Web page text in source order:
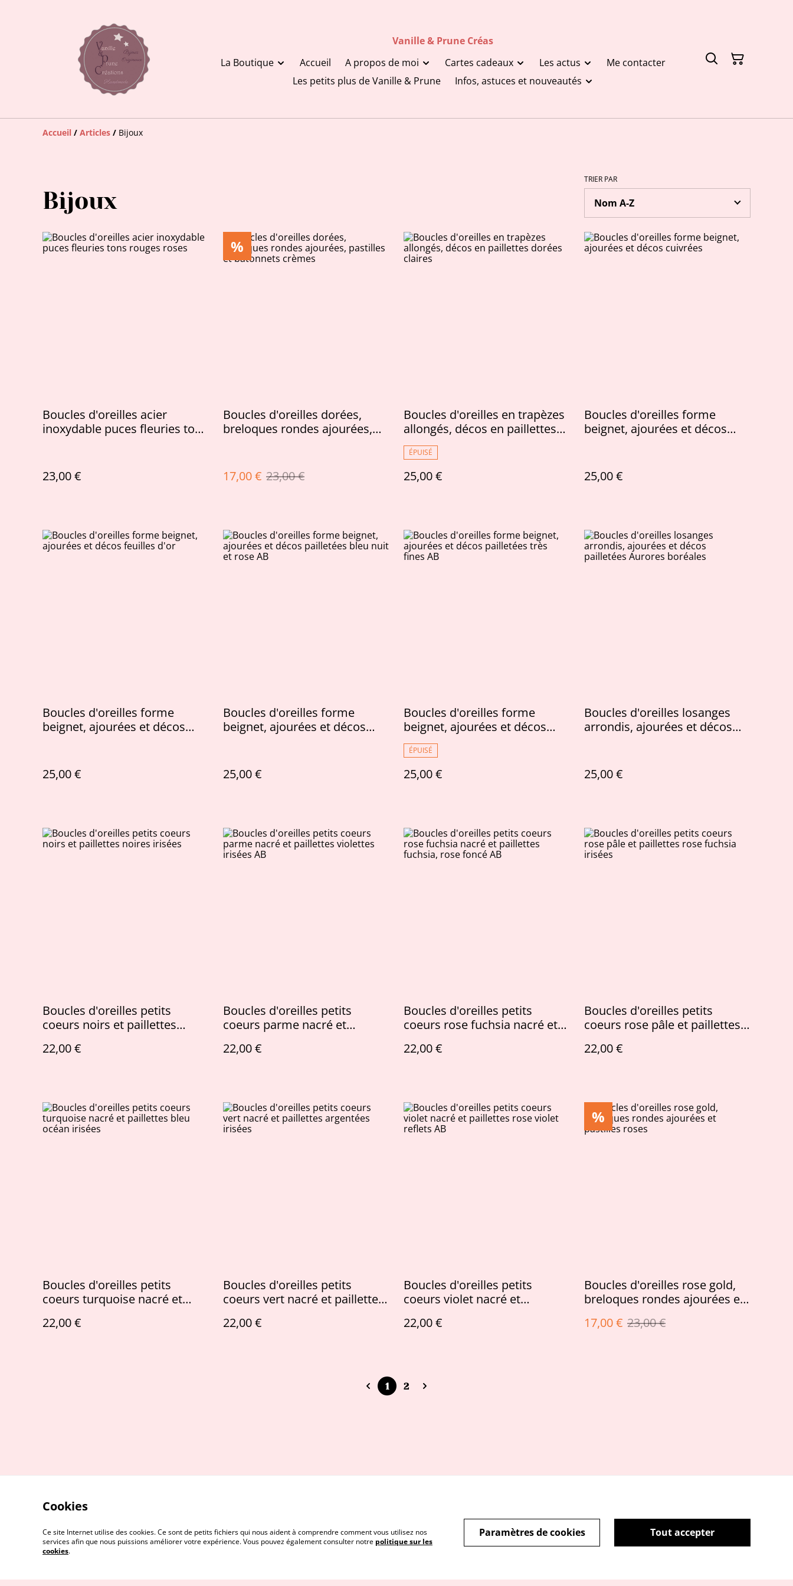
Vanille & Prune Créas
La Boutique
Accueil A propos de moi Cartes cadeaux Les actus
Me contacter
Les petits plus de Vanille & Prune
Infos, astuces et nouveautés
Accueil / Articles / Bijoux
Bijoux
TRIER PAR
Boucles d'oreilles acier
inoxydable puces fleuries tons
23,00 €
%
Boucles d'oreilles dorées,
breloques rondes ajourées,
17,00 € 23,00 €
Boucles d'oreilles en trapèzes
allongés, décos en paillettes
dorées claires
ÉPUISÉ
25,00 €
Boucles d'oreilles forme
beignet, ajourées et décos
25,00 €
Boucles d'oreilles forme
beignet, ajourées et décos
25,00 €
Boucles d'oreilles forme
beignet, ajourées et décos
25,00 €
Boucles d'oreilles forme
beignet, ajourées et décos
pailletées très fines AB
ÉPUISÉ
25,00 €
Boucles d'oreilles losanges
arrondis, ajourées et décos
25,00 €
Boucles d'oreilles petits
coeurs noirs et paillettes
22,00 €
Boucles d'oreilles petits
coeurs parme nacré et
22,00 €
Boucles d'oreilles petits
coeurs rose fuchsia nacré et
AB
22,00 €
Boucles d'oreilles petits
coeurs rose pâle et paillettes
22,00 €
Boucles d'oreilles petits
coeurs turquoise nacré et
22,00 €
Boucles d'oreilles petits
coeurs vert nacré et paillettes
22,00 €
Boucles d'oreilles petits
coeurs violet nacré et
22,00 €
%
Boucles d'oreilles rose gold,
breloques rondes ajourées et
17,00 € 23,00 €
1 2
Cookies
Ce site Internet utilise des cookies. Ce sont de petits fichiers qui nous aident à comprendre comment vous utilisez nos
services afin que nous puissions améliorer votre expérience. Vous pouvez également consulter notre politique sur les
cookies.
Tout accepter
Paramètres de cookies